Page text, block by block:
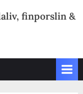
finporslin &